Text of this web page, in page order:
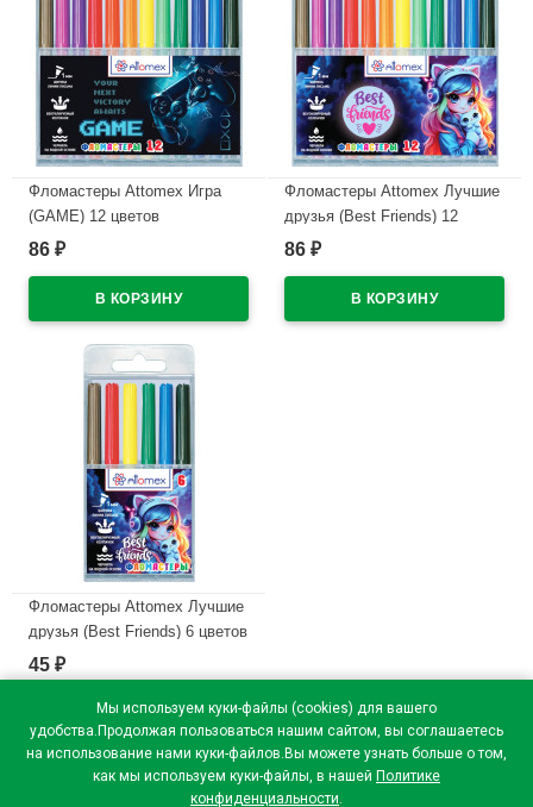
Мы используем куки-файлы (cookies) для вашего
удобства.Продолжая пользоваться нашим сайтом, вы соглашаетесь
на использование нами куки-файлов.Вы можете узнать больше о том,
как мы используем куки-файлы, в нашей Политике
конфиденциальности.
Фломастеры Attomex Игра
(GAME) 12 цветов
вентилируемый колпачок,
арт.5081619
86 ₽
Фломастеры Attomex Лучшие
друзья (Best Friends) 12
цветов вентилируемый
блистер арт.5081618
86 ₽
Фломастеры Attomex Лучшие
друзья (Best Friends) 6 цветов
вентилируемый колпачок,
пластиковый блистер
арт.5080618
В наличии
45 ₽